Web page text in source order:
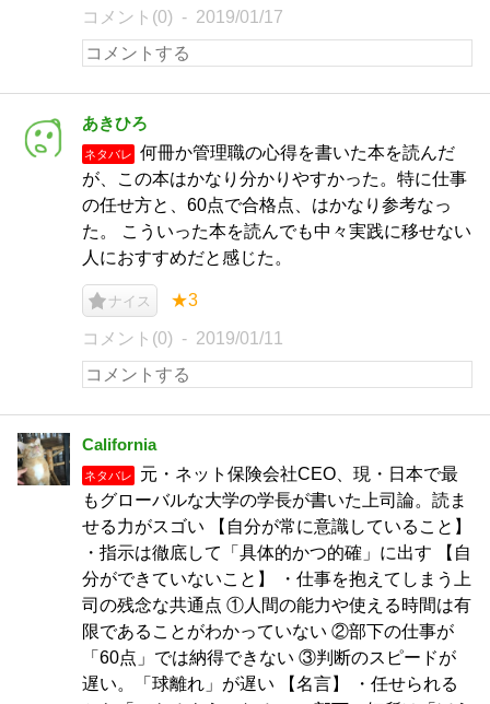
コメント(0) 2019/01/17
あきひろ
ネタバレ
何冊か管理職の心得を書いた本を読んだ
が、この本はかなり分かりやすかった。特に仕事
の任せ方と、60点で合格点、はかなり参考なっ
た。 こういった本を読んでも中々実践に移せない
人におすすめだと感じた。
ナイス ★3
コメント(0) 2019/01/11
California
ネタバレ
元・ネット保険会社CEO、現・日本で最
もグローバルな大学の学長が書いた上司論。読ま
せる力がスゴい 【自分が常に意識していること】
・指示は徹底して「具体的かつ的確」に出す 【自
分ができていないこと】 ・仕事を抱えてしまう上
司の残念な共通点 ①人間の能力や使える時間は有
限であることがわかっていない ②部下の仕事が
「60点」では納得できない ③判断のスピードが
遅い。「球離れ」が遅い 【名言】 ・任せられる